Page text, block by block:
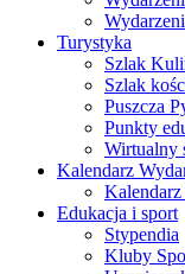
Turystyka
Szlak
Szlak
Puszcza
Punkty
Wirtualny
Kalendarz
Edukacja i sport
Stypendia
Kluby